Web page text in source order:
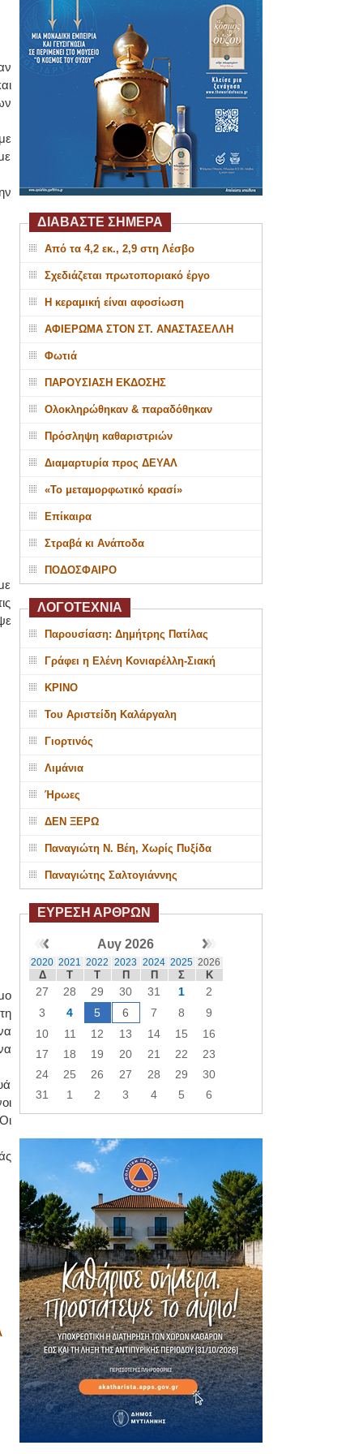
ΔΙΑΒΑΣΤΕ ΣΗΜΕΡΑ
Από τα 4,2 εκ., 2,9 στη Λέσβο
Σχεδιάζεται πρωτοποριακό έργο
Η κεραμική είναι αφοσίωση
ΑΦΙΕΡΩΜΑ ΣΤΟΝ ΣΤ. ΑΝΑΣΤΑΣΕΛΛΗ
Φωτιά
ΠΑΡΟΥΣΙΑΣΗ ΕΚΔΟΣΗΣ
Ολοκληρώθηκαν & παραδόθηκαν
Πρόσληψη καθαριστριών
Διαμαρτυρία προς ΔΕΥΑΛ
«Το μεταμορφωτικό κρασί»
Επίκαιρα
Στραβά κι Ανάποδα
ΠΟΔΟΣΦΑΙΡΟ
ΛΟΓΟΤΕΧΝΙΑ
Παρουσίαση: Δημήτρης Πατίλας
Γράφει η Ελένη Κονιαρέλλη-Σιακή
ΚΡΙΝΟ
Του Αριστείδη Καλάργαλη
Γιορτινός
Λιμάνια
Ήρωες
ΔΕΝ ΞΕΡΩ
Παναγιώτη Ν. Βέη, Χωρίς Πυξίδα
Παναγιώτης Σαλτογιάννης
ΕΥΡΕΣΗ ΑΡΘΡΩΝ
Αυγ 2026
2020 2021 2022 2023 2024 2025 2026
Δ Τ Τ Π Π Σ Κ
27 28 29 30 31 1
2
3
4 5 6 7 8
9
10
11 12 13 14 15
16
17
18 19 20 21 22
23
24
25 26 27 28 29
30
31
1 2 3 4 5 6